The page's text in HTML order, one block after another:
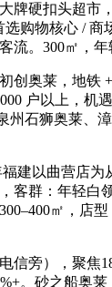
牌硬扣头超市
选购物核心 / 商
流。300㎡，年
奥莱，地铁 +
户以上，机
州石狮奥莱、
以曲营店为
客群：年轻白
㎡，店
旁），聚焦
。砂之船奥